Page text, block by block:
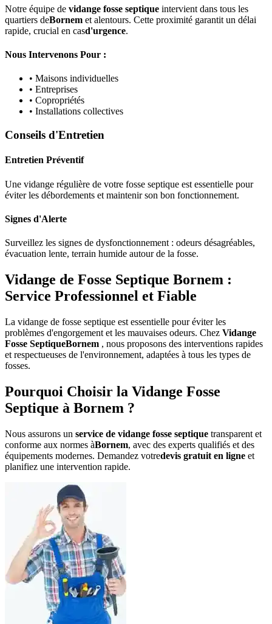
Notre équipe de vidange fosse septique intervient dans tous les
quartiers deBornem et alentours. Cette proximité garantit un délai
rapide, crucial en casd'urgence.
Nous Intervenons Pour :
• Maisons individuelles
• Entreprises
• Copropriétés
• Installations collectives
Conseils d'Entretien
Entretien Préventif
Une vidange régulière de votre fosse septique est essentielle pour
éviter les débordements et maintenir son bon fonctionnement.
Signes d'Alerte
Surveillez les signes de dysfonctionnement : odeurs désagréables,
évacuation lente, terrain humide autour de la fosse.
Vidange de Fosse Septique Bornem :
Service Professionnel et Fiable
La vidange de fosse septique est essentielle pour éviter les
problèmes d'engorgement et les mauvaises odeurs. Chez Vidange
Fosse SeptiqueBornem , nous proposons des interventions rapides
et respectueuses de l'environnement, adaptées à tous les types de
fosses.
Pourquoi Choisir la Vidange Fosse
Septique à Bornem ?
Nous assurons un service de vidange fosse septique transparent et
conforme aux normes àBornem, avec des experts qualifiés et des
équipements modernes. Demandez votredevis gratuit en ligne et
planifiez une intervention rapide.